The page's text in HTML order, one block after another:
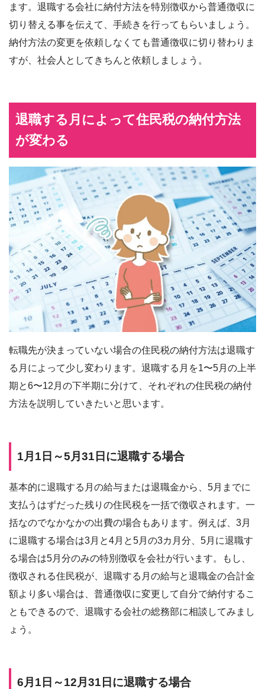
ます。退職する会社に納付方法を特別徴収から普通徴収に
切り替える事を伝えて、手続きを行ってもらいましょう。
納付方法の変更を依頼しなくても普通徴収に切り替わりま
すが、社会人としてきちんと依頼しましょう。
退職する月によって住民税の納付方法
が変わる
転職先が決まっていない場合の住民税の納付方法は退職す
る月によって少し変わります。退職する月を1〜5月の上半
期と6〜12月の下半期に分けて、それぞれの住民税の納付
方法を説明していきたいと思います。
1月1日～5月31日に退職する場合
基本的に退職する月の給与または退職金から、5月までに
支払うはずだった残りの住民税を一括で徴収されます。一
括なのでなかなかの出費の場合もあります。例えば、3月
に退職する場合は3月と4月と5月の3カ月分、5月に退職す
る場合は5月分のみの特別徴収を会社が行います。もし、
徴収される住民税が、退職する月の給与と退職金の合計金
額より多い場合は、普通徴収に変更して自分で納付するこ
ともできるので、退職する会社の総務部に相談してみまし
ょう。
6月1日～12月31日に退職する場合